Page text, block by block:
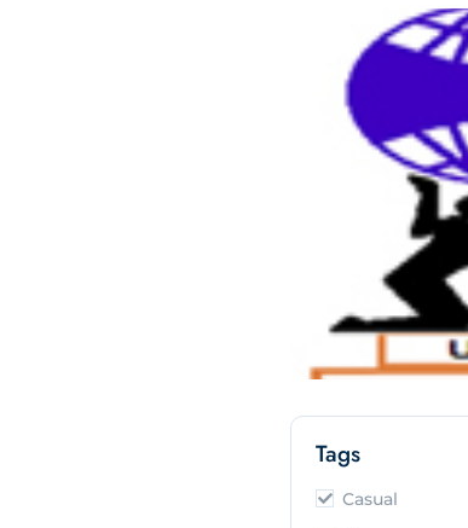
Tags
Casual